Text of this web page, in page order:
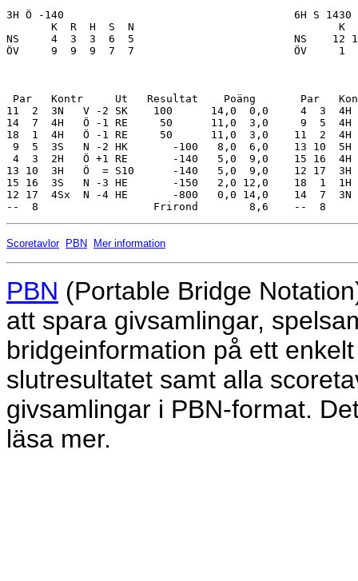
Scoretavlor PBN Mer information
PBN (Portable Bridge
att spara givsamlingar,
bridgeinformation på ett
slutresultatet samt alla
givsamlingar i PBN-format.
läsa mer.